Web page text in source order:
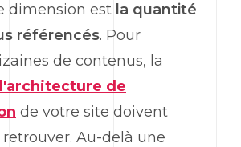
dimension est la quantité
référencés. Pour
de contenus, la
de
de votre site doivent
Au-delà une